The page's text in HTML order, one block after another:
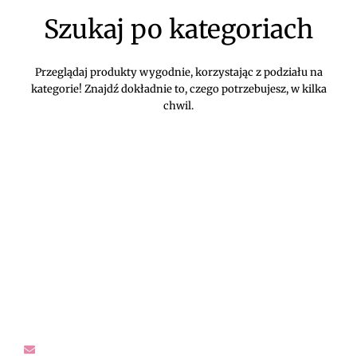
Szukaj po kategoriach
Przeglądaj produkty wygodnie, korzystając z podziału na
kategorie! Znajdź dokładnie to, czego potrzebujesz, w kilka
chwil.